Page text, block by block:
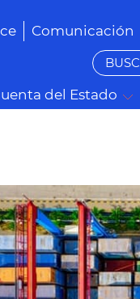
Comunicación
del Estado